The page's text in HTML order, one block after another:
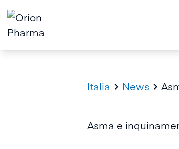
Italia  News 
Asma e